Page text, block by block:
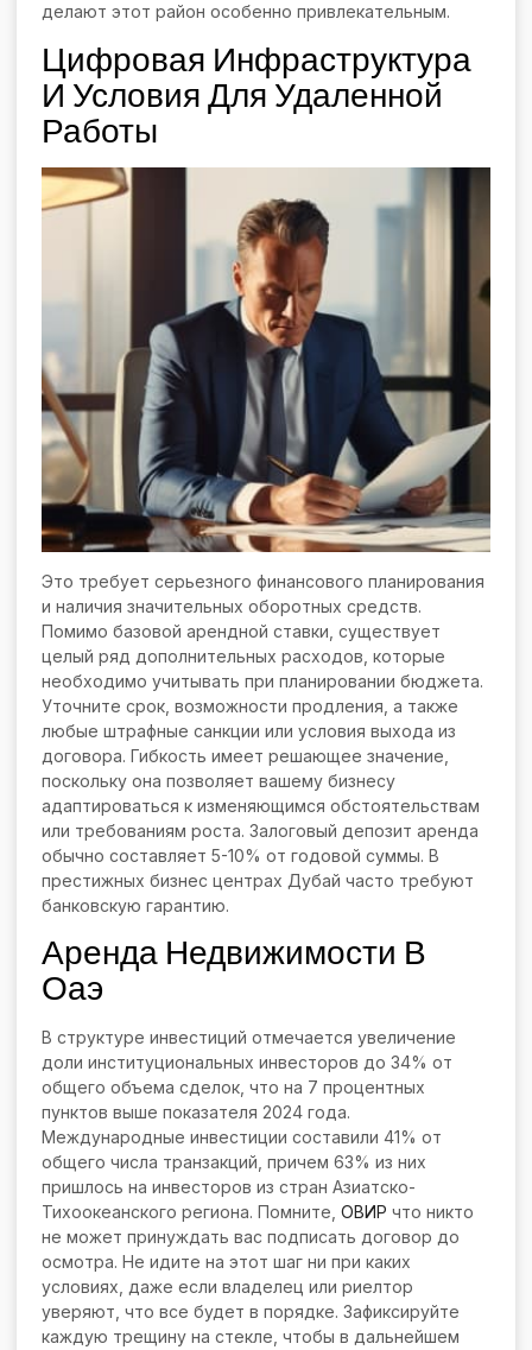
делают этот район особенно привлекательным.
Цифровая Инфраструктура
И Условия Для Удаленной
Работы
Это требует серьезного финансового планирования
и наличия значительных оборотных средств.
Помимо базовой арендной ставки, существует
целый ряд дополнительных расходов, которые
необходимо учитывать при планировании бюджета.
Уточните срок, возможности продления, а также
любые штрафные санкции или условия выхода из
договора. Гибкость имеет решающее значение,
поскольку она позволяет вашему бизнесу
адаптироваться к изменяющимся обстоятельствам
или требованиям роста. Залоговый депозит аренда
обычно составляет 5-10% от годовой суммы. В
престижных бизнес центрах Дубай часто требуют
банковскую гарантию.
Аренда Недвижимости В
Оаэ
В структуре инвестиций отмечается увеличение
доли институциональных инвесторов до 34% от
общего объема сделок, что на 7 процентных
пунктов выше показателя 2024 года.
Международные инвестиции составили 41% от
общего числа транзакций, причем 63% из них
пришлось на инвесторов из стран Азиатско-
Тихоокеанского региона. Помните, ОВИР что никто
не может принуждать вас подписать договор до
осмотра. Не идите на этот шаг ни при каких
условиях, даже если владелец или риелтор
уверяют, что все будет в порядке. Зафиксируйте
каждую трещину на стекле, чтобы в дальнейшем